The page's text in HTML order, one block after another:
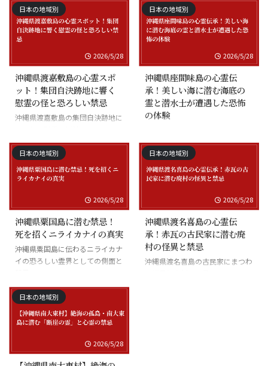
日本の地域別
2026/5/28
沖縄県渡嘉敷島の心霊スポ
ット！集団自決跡地に響く
慰霊の怪と恐ろしい禁忌
沖縄県渡嘉敷島の集団自決跡地に
日本の地域別
2026/5/28
沖縄県座間味島の心霊伝
承！美しい海に潜む海底の
霊と潜水士が遭遇した恐怖
の体験
士の怪談
日本の地域別
2026/5/28
沖縄県粟国島に潜む禁忌！
死を招くニライカナイの真実
沖縄県粟国島に伝わるニライカナ
イの恐ろしい霊界としての側面と
日本の地域別
2026/5/28
沖縄県渡名喜島の心霊伝
承！赤瓦の古民家に潜む廃
村の怪異と禁忌
沖縄県渡名喜島の古民家にまつわ
日本の地域別
2026/5/28